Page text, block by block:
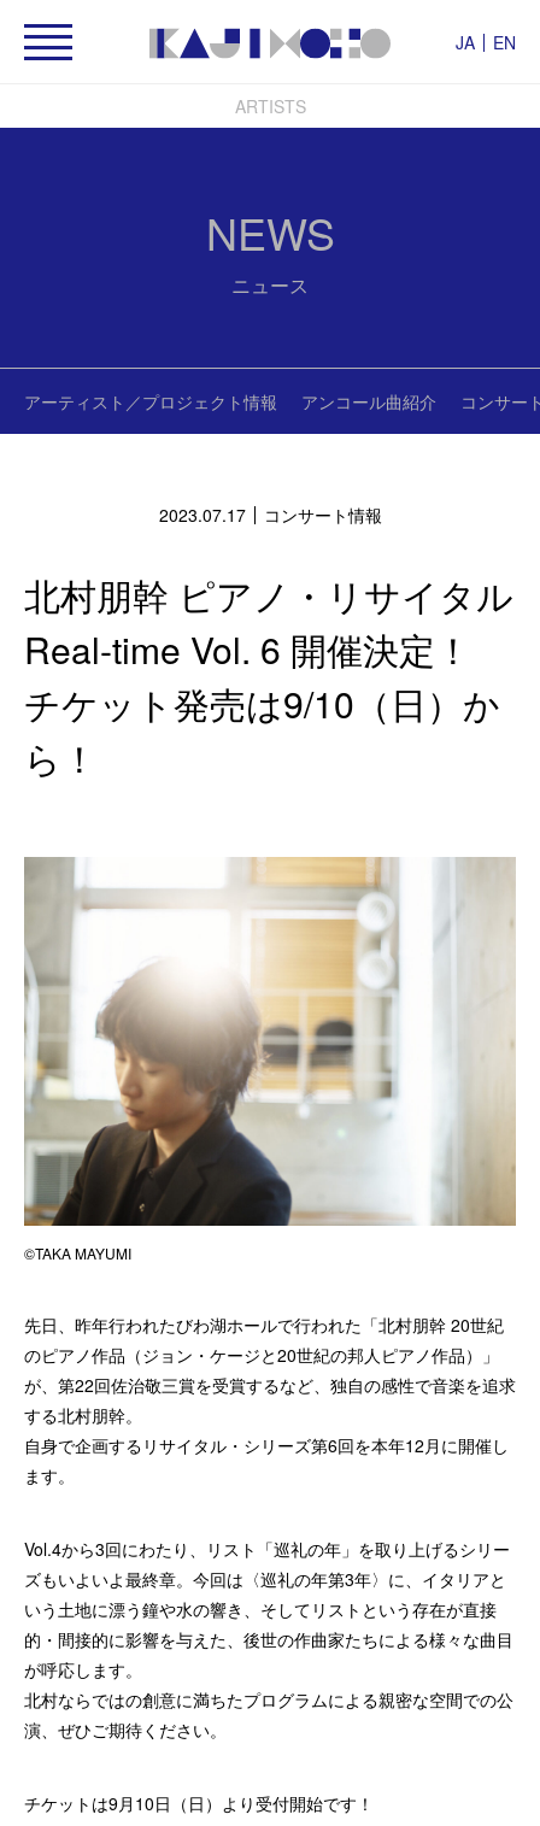
JA EN
ARTISTS
NEWS
ニュース
アーティスト／プロジェクト情報 アンコール曲紹介 コンサー
2023.07.17 コンサート情報
北村朋幹 ピアノ・リサイタル
Real-time Vol. 6 開催決定！
チケット発売は9/10（日）か
ら！
©TAKA MAYUMI
先日、昨年行われたびわ湖ホールで行われた「北村朋幹 20世紀
のピアノ作品（ジョン・ケージと20世紀の邦人ピアノ作品）」
が、第22回佐治敬三賞を受賞するなど、独自の感性で音楽を追求
する北村朋幹。
自身で企画するリサイタル・シリーズ第6回を本年12月に開催し
ます。
Vol.4から3回にわたり、リスト「巡礼の年」を取り上げるシリー
ズもいよいよ最終章。今回は〈巡礼の年第3年〉に、イタリアと
いう土地に漂う鐘や水の響き、そしてリストという存在が直接
的・間接的に影響を与えた、後世の作曲家たちによる様々な曲目
が呼応します。
北村ならではの創意に満ちたプログラムによる親密な空間での公
演、ぜひご期待ください。
チケットは9月10日（日）より受付開始です！